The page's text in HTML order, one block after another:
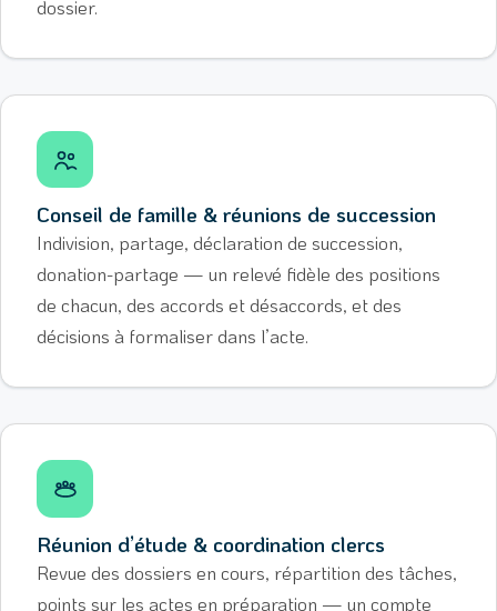
dossier.
Conseil de famille & réunions de succession
Indivision, partage, déclaration de succession,
donation-partage — un relevé fidèle des positions
de chacun, des accords et désaccords, et des
décisions à formaliser dans l’acte.
Réunion d’étude & coordination clercs
Revue des dossiers en cours, répartition des tâches,
points sur les actes en préparation — un compte